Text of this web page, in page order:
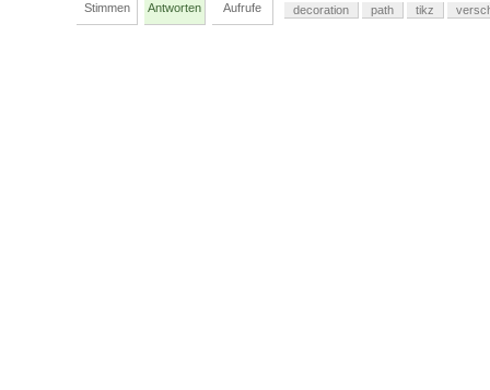
Stimmen Antworten Aufrufe decoration path tikz